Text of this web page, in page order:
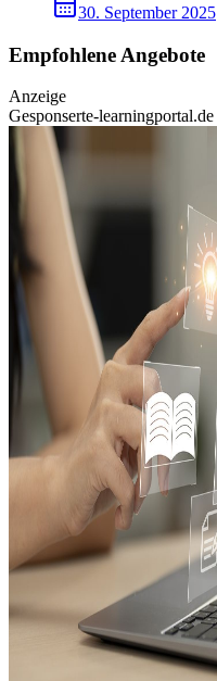
30. September 2025
Empfohlene Angebote
Anzeige
Gesponserte-learningportal.de